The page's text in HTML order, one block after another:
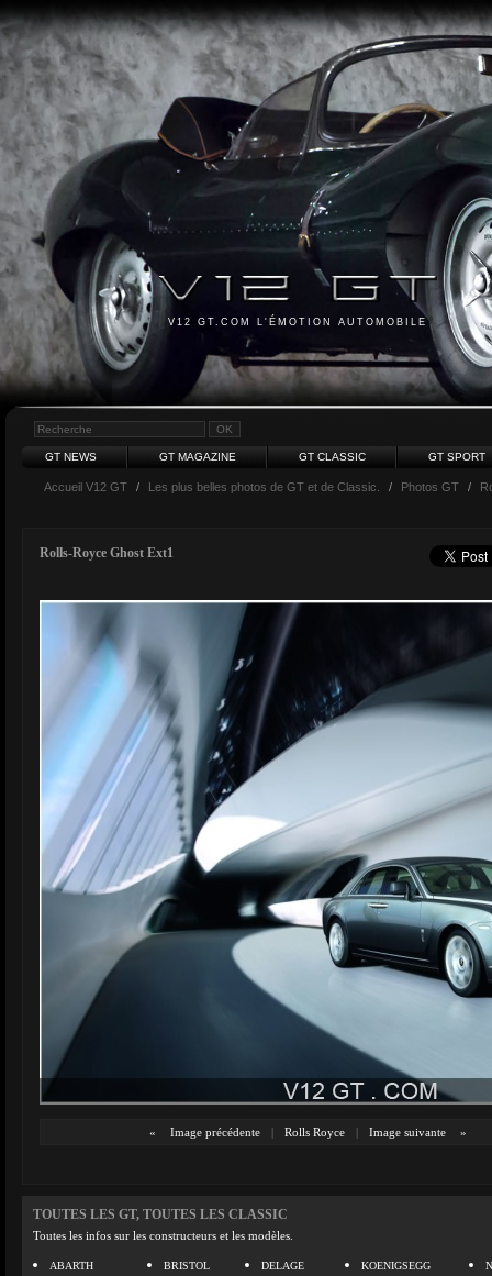
V12 GT.COM L'ÉMOTION AUTOMOBILE
GT NEWS GT MAGAZINE GT CLASSIC GT SPORT
Accueil V12 GT / Les plus belles photos de GT et de Classic. / Photos GT /
Rolls-Royce Ghost Ext1
« Image précédente | Rolls Royce | Image suivante »
TOUTES LES GT, TOUTES LES CLASSIC
Toutes les infos sur les constructeurs et les modèles.
ABARTH
BRISTOL
DELAGE
KOENIGSEGG